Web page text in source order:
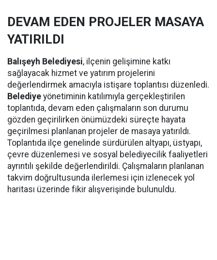
DEVAM EDEN PROJELER MASAYA
YATIRILDI
Balışeyh Belediyesi, ilçenin gelişimine katkı
sağlayacak hizmet ve yatırım projelerini
değerlendirmek amacıyla istişare toplantısı düzenledi.
Belediye yönetiminin katılımıyla gerçekleştirilen
toplantıda, devam eden çalışmaların son durumu
gözden geçirilirken önümüzdeki süreçte hayata
geçirilmesi planlanan projeler de masaya yatırıldı.
Toplantıda ilçe genelinde sürdürülen altyapı, üstyapı,
çevre düzenlemesi ve sosyal belediyecilik faaliyetleri
ayrıntılı şekilde değerlendirildi. Çalışmaların planlanan
takvim doğrultusunda ilerlemesi için izlenecek yol
haritası üzerinde fikir alışverişinde bulunuldu.